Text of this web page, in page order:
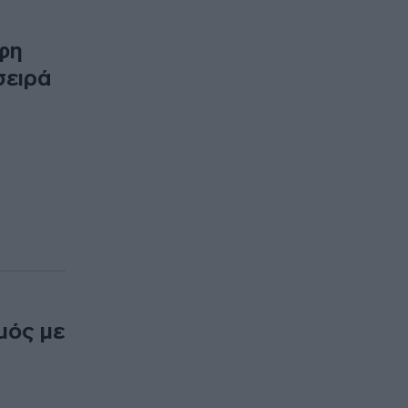
με